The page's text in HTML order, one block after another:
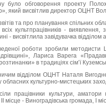
було обговорення проекту
який висвітлив директор ОЦНТ
та про планування спільних
культпрацівників -
- висвітлила завідувачка
роботи зробили
Лариса Варега
в традиціях сім’ї
відділом ОЦНТ Наталя
обласних культурно-мистецьких
працівники культури,
місце - Виноградівська громада, І